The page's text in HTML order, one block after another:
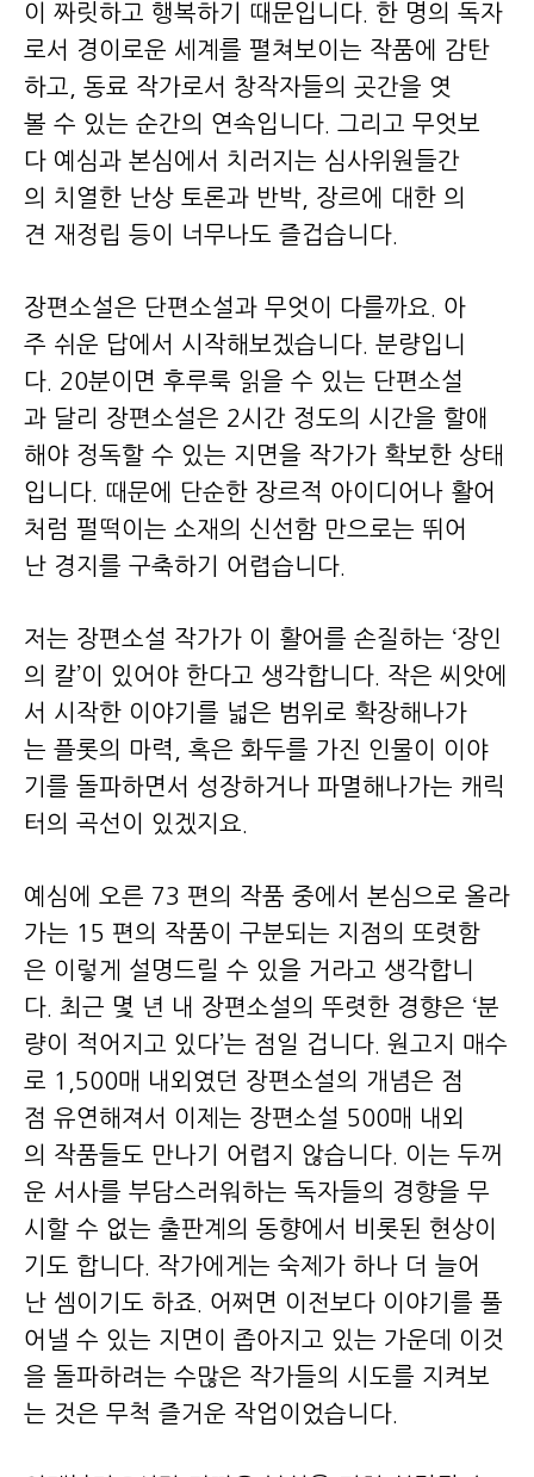
이 짜릿하고 행복하기 때문입니다. 한 명의 독자
로서 경이로운 세계를 펼쳐보이는 작품에 감탄
하고, 동료 작가로서 창작자들의 곳간을 엿
볼 수 있는 순간의 연속입니다. 그리고 무엇보
다 예심과 본심에서 치러지는 심사위원들간
의 치열한 난상 토론과 반박, 장르에 대한 의
견 재정립 등이 너무나도 즐겁습니다.
장편소설은 단편소설과 무엇이 다를까요. 아
주 쉬운 답에서 시작해보겠습니다. 분량입니
다. 20분이면 후루룩 읽을 수 있는 단편소설
과 달리 장편소설은 2시간 정도의 시간을 할애
해야 정독할 수 있는 지면을 작가가 확보한 상태
입니다. 때문에 단순한 장르적 아이디어나 활어
처럼 펄떡이는 소재의 신선함 만으로는 뛰어
난 경지를 구축하기 어렵습니다.
저는 장편소설 작가가 이 활어를 손질하는 ‘장인
의 칼’이 있어야 한다고 생각합니다. 작은 씨앗에
서 시작한 이야기를 넓은 범위로 확장해나가
는 플롯의 마력, 혹은 화두를 가진 인물이 이야
기를 돌파하면서 성장하거나 파멸해나가는 캐릭
터의 곡선이 있겠지요.
예심에 오른 73 편의 작품 중에서 본심으로 올라
가는 15 편의 작품이 구분되는 지점의 또렷함
은 이렇게 설명드릴 수 있을 거라고 생각합니
다. 최근 몇 년 내 장편소설의 뚜렷한 경향은 ‘분
량이 적어지고 있다’는 점일 겁니다. 원고지 매수
로 1,500매 내외였던 장편소설의 개념은 점
점 유연해져서 이제는 장편소설 500매 내외
의 작품들도 만나기 어렵지 않습니다. 이는 두꺼
운 서사를 부담스러워하는 독자들의 경향을 무
시할 수 없는 출판계의 동향에서 비롯된 현상이
기도 합니다. 작가에게는 숙제가 하나 더 늘어
난 셈이기도 하죠. 어쩌면 이전보다 이야기를 풀
어낼 수 있는 지면이 좁아지고 있는 가운데 이것
을 돌파하려는 수많은 작가들의 시도를 지켜보
는 것은 무척 즐거운 작업이었습니다.